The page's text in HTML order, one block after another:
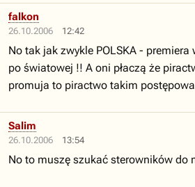
26.10.2006 12:42
falkon
No tak jak zwykle POLSKA -
po światowej !! A oni płaczą że
promuja to piractwo takim
26.10.2006 13:54
Salim
No to muszę szukać sterowników do